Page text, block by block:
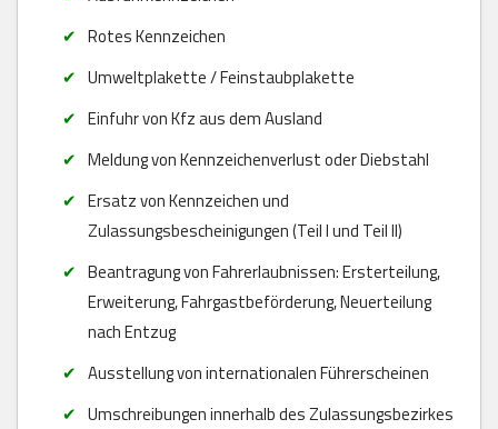
Rotes Kennzeichen
Umweltplakette / Feinstaubplakette
Einfuhr von Kfz aus dem Ausland
Meldung von Kennzeichenverlust oder Diebstahl
Ersatz von Kennzeichen und
Zulassungsbescheinigungen (Teil I und Teil II)
Beantragung von Fahrerlaubnissen: Ersterteilung,
Erweiterung, Fahrgastbeförderung, Neuerteilung
nach Entzug
Ausstellung von internationalen Führerscheinen
Umschreibungen innerhalb des Zulassungsbezirkes